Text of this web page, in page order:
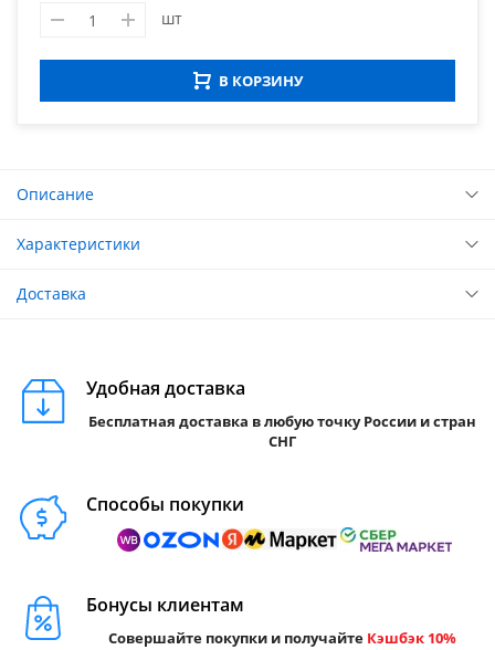
шт
В КОРЗИНУ
Описание
Характеристики
Доставка
Удобная доставка
Бесплатная доставка в любую точку России и стран
СНГ
Способы покупки
Бонусы клиентам
Совершайте покупки и получайте Кэшбэк 10%